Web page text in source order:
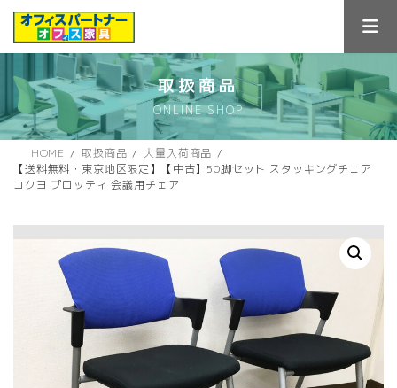
ス
キ
ン
に
取扱商品
ONLINE SHOP
HOME 取扱商品
大量入荷商品
【送料無料・東京地区限定】【中古】50脚セット スタッキングチェア
コクヨ プロッティ 会議用チェア